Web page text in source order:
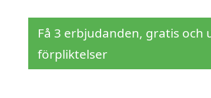
Få 3 erbjudanden, gratis och
förpliktelser